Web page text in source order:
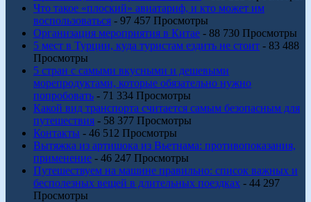
Что такое «плоский» авиатариф, и кто может им
воспользоваться - 97 457 Просмотры
Организация мероприятия в Китае - 88 730 Просмотры
5 мест в Турции, куда туристам ездить не стоит - 83 488
Просмотры
5 стран с самыми вкусными и дешевыми
морепродуктами, которые обязательно нужно
попробовать - 71 334 Просмотры
Какой вид транспорта считается самым безопасным для
путешествия - 58 377 Просмотры
Контакты - 46 512 Просмотры
Вытяжка из артишока из Вьетнама: противопоказания,
применение - 46 247 Просмотры
Путешествуем на машине правильно: список важных и
бесполезных вещей в длительных поездках - 44 297
Просмотры